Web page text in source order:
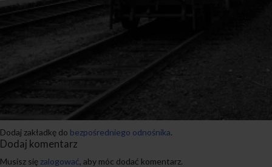
Dodaj zakładkę do bezpośredniego odnośnika.
Dodaj komentarz
Musisz się zalogować, aby móc dodać komentarz.